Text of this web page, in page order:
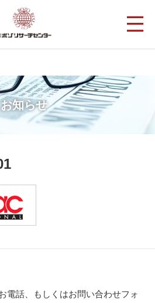
お知らせ
電話、もしくはお問い合わせフォ